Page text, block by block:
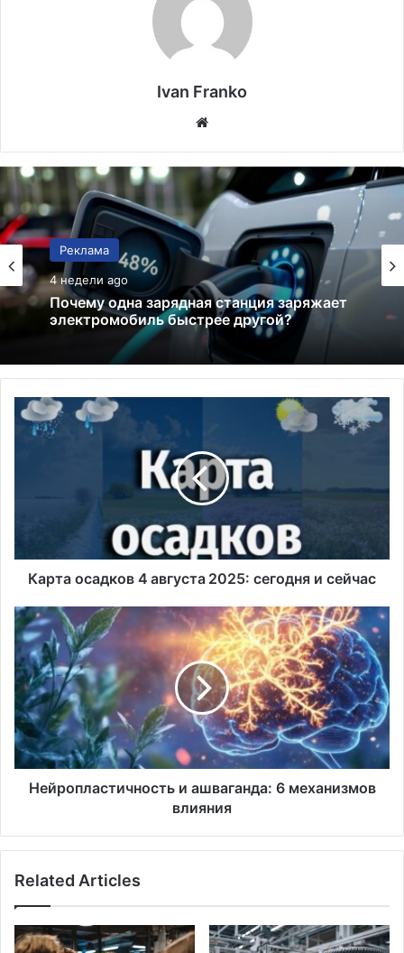
Ivan Franko
Реклама
4 недели ago
Почему одна зарядная станция заряжает
электромобиль быстрее другой?
Реклама
22.05.2026
Бесшовная профильная стальная труба в
трубопроводах повышенной жесткости
Карта
осадков
4 августа 2025:
Карта осадков 4 августа 2025: сегодня и сейчас
Нейропластичность
и
ашваганда:
6
механизмов
влияния
Нейропластичность и ашваганда: 6 механизмов
влияния
Related Articles